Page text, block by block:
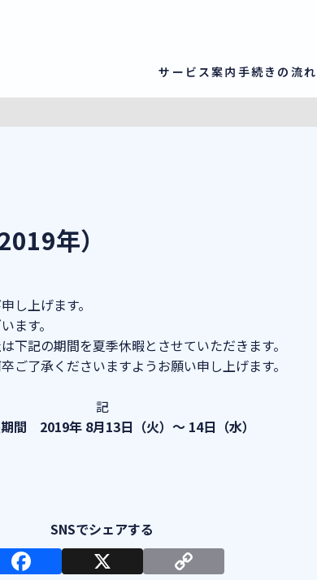
サービス案内 手続きの流れ
年）
上げます。
ます。
下記の期間を夏季休暇とさせていただきます。
ご了承くださいますようお願い申し上げます。
記
間 2019年 8月13日（火）～ 14日（水）